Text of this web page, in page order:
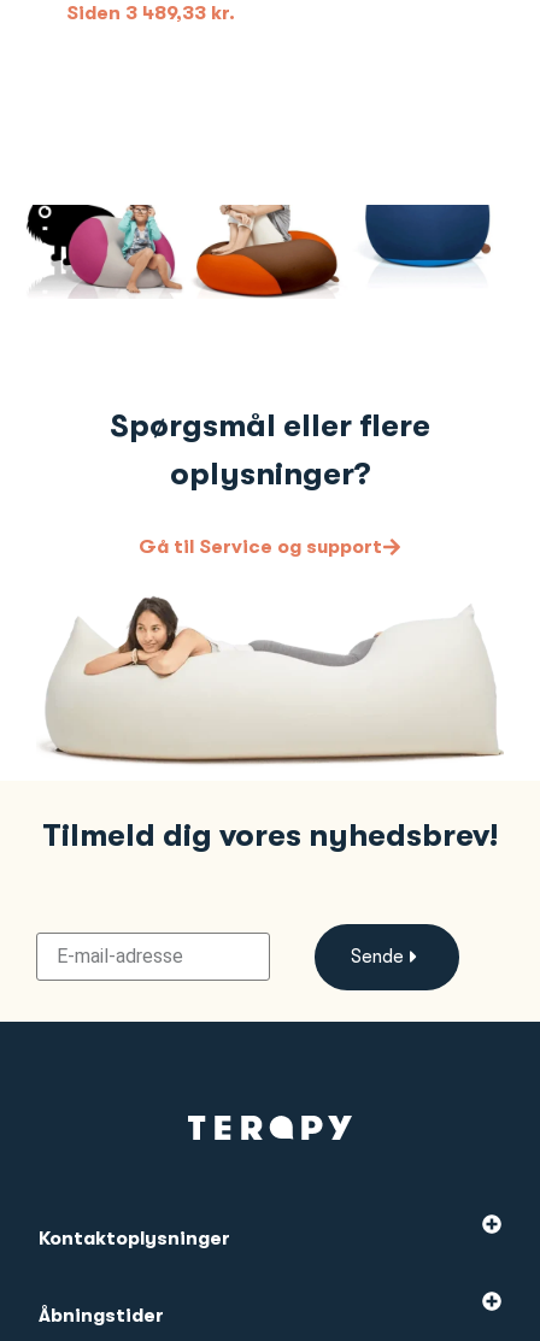
Siden 3 489,33 kr.
Spørgsmål eller flere
oplysninger?
Gå til Service og support
Tilmeld dig vores nyhedsbrev!
Sende
Kontaktoplysninger
Åbningstider